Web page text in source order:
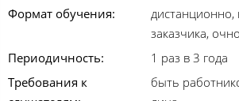
Формат обучения:
дистанционно,
заказчика,
Периодичность:
1 раз в 3 года
Требования к
быть